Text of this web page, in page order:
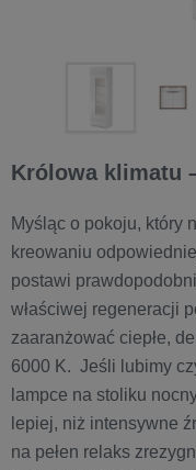
Królowa klimatu
Myśląc o pokoju, który
kreowaniu
postawi
właściwej regeneracji
zaaranżować ciepłe,
6000 K. Jeśli lubimy
lampce na stoliku
lepiej, niż intensywne
na pełen relaks